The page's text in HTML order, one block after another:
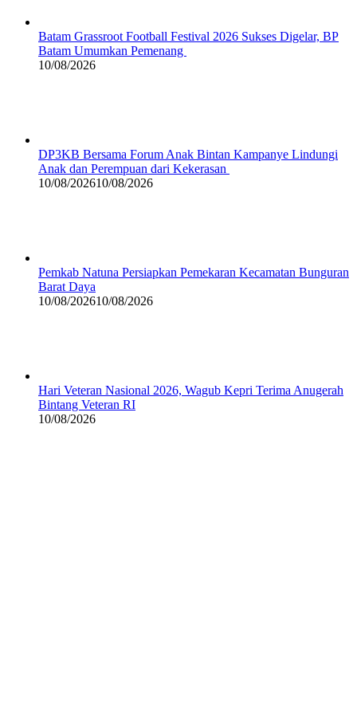
Batam Grassroot Football Festival 2026 Sukses Digelar, BP
Batam Umumkan Pemenang
10/08/2026
DP3KB Bersama Forum Anak Bintan Kampanye Lindungi
Anak dan Perempuan dari Kekerasan
10/08/202610/08/2026
Pemkab Natuna Persiapkan Pemekaran Kecamatan Bunguran
Barat Daya
10/08/202610/08/2026
Hari Veteran Nasional 2026, Wagub Kepri Terima Anugerah
Bintang Veteran RI
10/08/2026